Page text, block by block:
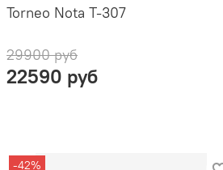
Torneo Nota T-307
29900 руб
22590 руб
-42%